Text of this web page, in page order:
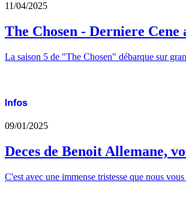
11/04/2025
The Chosen - Derniere Cene
La saison 5 de "The Chosen" débarque sur
09/01/2025
Deces de Benoit Allemane,
C'est avec une immense tristesse que nous